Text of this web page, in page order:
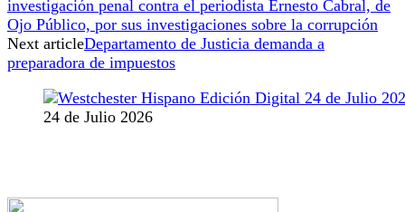
investigación penal contra el periodista Ernesto Cabral, de
Ojo Público, por sus investigaciones sobre la corrupción
Next articleDepartamento de Justicia demanda a
preparadora de impuestos
24 de Julio 2026